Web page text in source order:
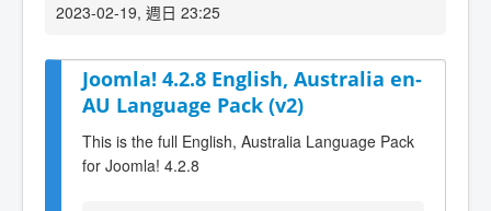
2023-02-19, 週日 23:25
Joomla! 4.2.8 English, Australia en-
AU Language Pack (v2)
This is the full English, Australia Language Pack
for Joomla! 4.2.8